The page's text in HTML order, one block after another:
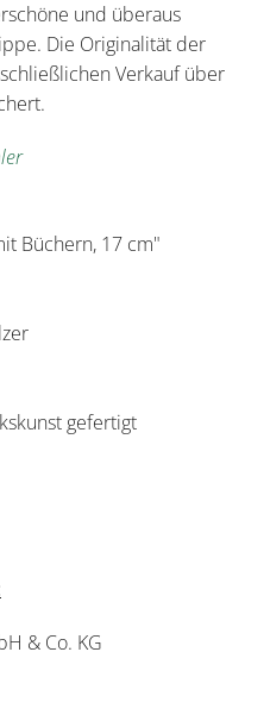
und überaus
Die Originalität der
Verkauf über
Büchern, 17 cm"
gefertigt
& Co. KG